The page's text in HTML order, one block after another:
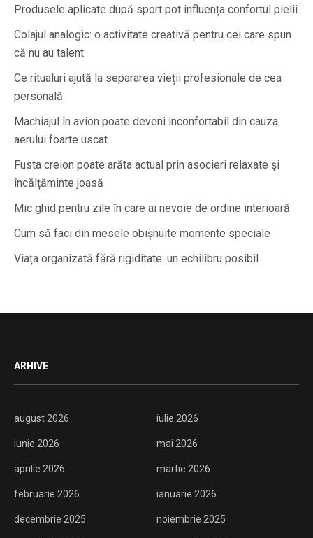
Produsele aplicate după sport pot influența confortul pielii
Colajul analogic: o activitate creativă pentru cei care spun
că nu au talent
Ce ritualuri ajută la separarea vieții profesionale de cea
personală
Machiajul în avion poate deveni inconfortabil din cauza
aerului foarte uscat
Fusta creion poate arăta actual prin asocieri relaxate și
încălțăminte joasă
Mic ghid pentru zile în care ai nevoie de ordine interioară
Cum să faci din mesele obișnuite momente speciale
Viața organizată fără rigiditate: un echilibru posibil
ARHIVE
august 2026 iulie 2026
iunie 2026 mai 2026
aprilie 2026 martie 2026
februarie 2026 ianuarie 2026
decembrie 2025 noiembrie 2025